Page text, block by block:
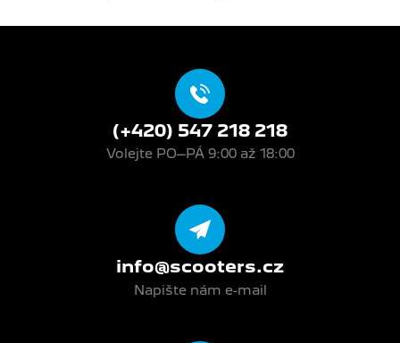
(+420) 547 218 218
Volejte PO–PÁ 9:00 až 18:00
info@scooters.cz
Napište nám e-mail